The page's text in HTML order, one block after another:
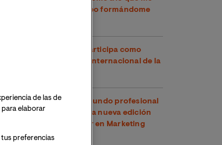
encanta y al mismo tiempo formándome
Una estudiante de VIU participa como
intérprete en un evento internacional de la
vuelve a acercar el mundo profesional
sus estudiantes con una nueva edición
del Hackathon del Máster en Marketing
junto a Fini
de las de
elaborar
preferencias